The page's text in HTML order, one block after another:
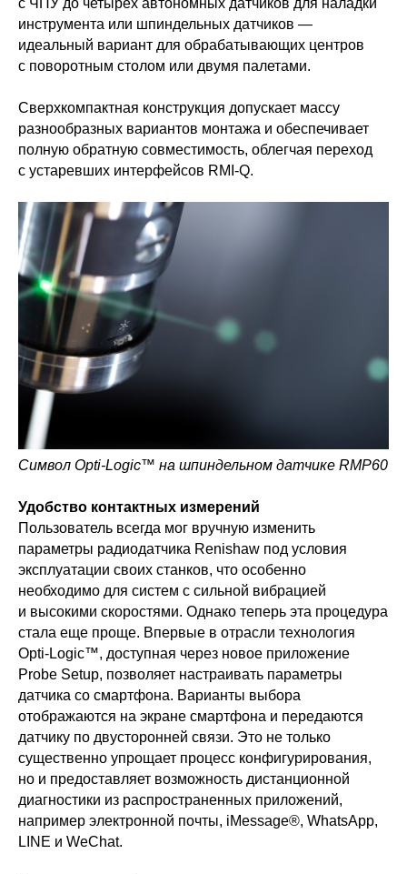
инструмента или шпиндельных датчиков —
идеальный вариант для обрабатывающих центров
с поворотным столом или двумя палетами.
Сверхкомпактная конструкция допускает массу
разнообразных вариантов монтажа и обеспечивает
полную обратную совместимость, облегчая переход
с устаревших интерфейсов RMI-Q.
Символ Opti-Logic™ на шпиндельном датчике RMP60
Удобство контактных измерений
Пользователь всегда мог вручную изменить
параметры радиодатчика Renishaw под условия
эксплуатации своих станков, что особенно
необходимо для систем с сильной вибрацией
и высокими скоростями. Однако теперь эта процедура
стала еще проще. Впервые в отрасли технология
Opti-Logic™, доступная через новое приложение
Probe Setup, позволяет настраивать параметры
датчика со смартфона. Варианты выбора
отображаются на экране смартфона и передаются
датчику по двусторонней связи. Это не только
существенно упрощает процесс конфигурирования,
но и предоставляет возможность дистанционной
диагностики из распространенных приложений,
например электронной почты, iMessage®, WhatsApp,
LINE и WeChat.